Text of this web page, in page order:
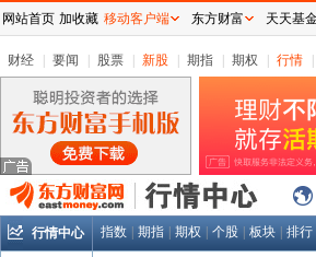
财经 要闻 股票 新股 期指 期权 行情
行情中心 指数 期指 期权 个股 板块 排行
网站首页 加收藏 移动客户端 东方财富 天天基